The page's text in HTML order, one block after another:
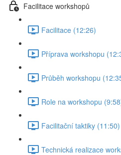
Facilitace workshopů
Facilitace (12:26)
Příprava workshopu
Průběh workshopu
Role na workshopu
Facilitační taktiky (11:50)
Technická realizace